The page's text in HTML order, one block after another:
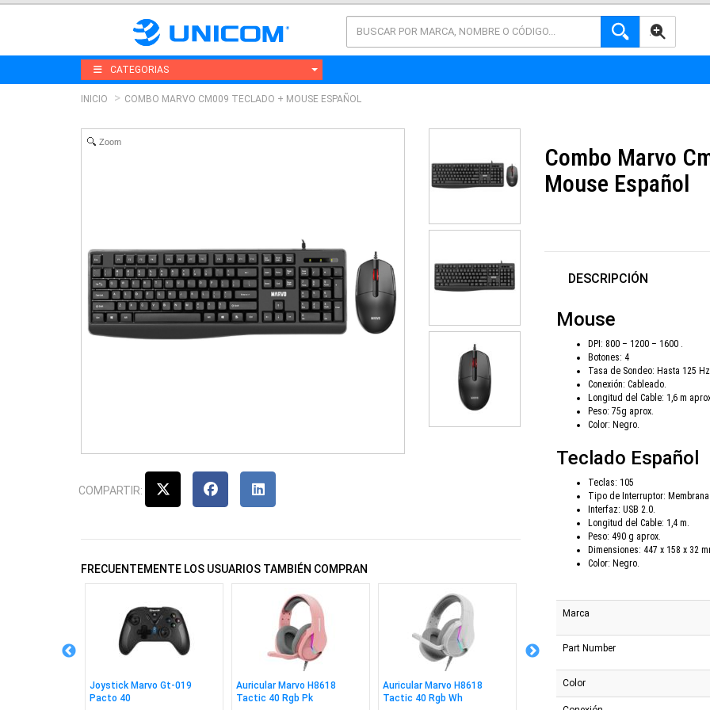
AVANZADA
CATEGORIAS
INICIO COMBO MARVO CM009 TECLADO + MOUSE ESPAÑOL
Zoom
COMPARTIR:
FRECUENTEMENTE LOS USUARIOS TAMBIÉN COMPRAN
Joystick Marvo Gt-019
Pacto 40
Auricular Marvo H8618
Tactic 40 Rgb Pk
Auricular Marvo H8618
Tactic 40 Rgb Wh
Cpu Amd Ryzen 5 5600xt
Am4 Box
hdv
Combo Marvo
Mouse Español
DESCRIPCIÓN
Mouse
DPI: 800 – 1200 – 1600 .
Botones: 4
Tasa de Sondeo: Hasta 125 Hz.
Conexión: Cableado.
Longitud del Cable: 1,6 m
Peso: 75g aprox.
Color: Negro.
Teclado Español
Teclas: 105
Tipo de Interruptor: Membrana.
Interfaz: USB 2.0.
Longitud del Cable: 1,4 m.
Peso: 490 g aprox.
Dimensiones: 447 x 158 x 32
Color: Negro.
Marca
Part Number
Color